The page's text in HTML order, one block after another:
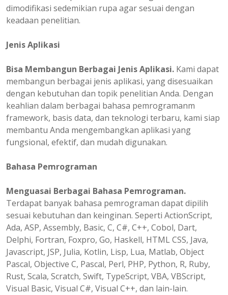
dimodifikasi sedemikian rupa agar sesuai dengan
keadaan penelitian.
Jenis Aplikasi
Bisa Membangun Berbagai Jenis Aplikasi. Kami dapat
membangun berbagai jenis aplikasi, yang disesuaikan
dengan kebutuhan dan topik penelitian Anda. Dengan
keahlian dalam berbagai bahasa pemrogramanm
framework, basis data, dan teknologi terbaru, kami siap
membantu Anda mengembangkan aplikasi yang
fungsional, efektif, dan mudah digunakan.
Bahasa Pemrograman
Menguasai Berbagai Bahasa Pemrograman.
Terdapat banyak bahasa pemrograman dapat dipilih
sesuai kebutuhan dan keinginan. Seperti ActionScript,
Ada, ASP, Assembly, Basic, C, C#, C++, Cobol, Dart,
Delphi, Fortran, Foxpro, Go, Haskell, HTML CSS, Java,
Javascript, JSP, Julia, Kotlin, Lisp, Lua, Matlab, Object
Pascal, Objective C, Pascal, Perl, PHP, Python, R, Ruby,
Rust, Scala, Scratch, Swift, TypeScript, VBA, VBScript,
Visual Basic, Visual C#, Visual C++, dan lain-lain.